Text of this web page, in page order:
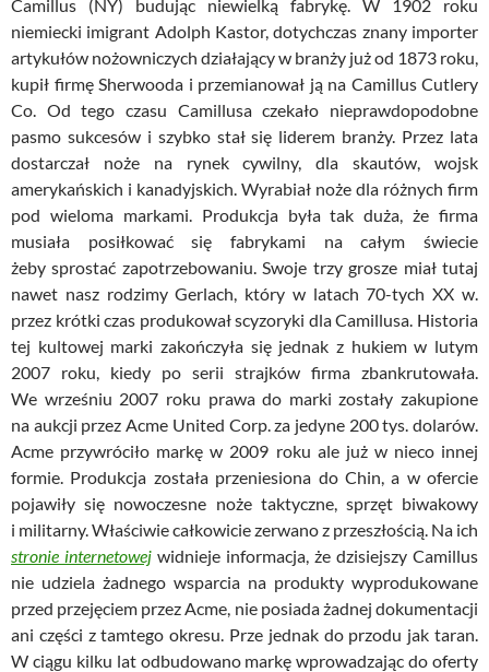
Camillus (NY) budując niewielką fabrykę. W 1902 roku
niemiecki imigrant Adolph Kastor, dotychczas znany importer
artykułów nożowniczych działający w branży już od 1873 roku,
kupił firmę Sherwooda i przemianował ją na Camillus Cutlery
Co. Od tego czasu Camillusa czekało nieprawdopodobne
pasmo sukcesów i szybko stał się liderem branży. Przez lata
dostarczał noże na rynek cywilny, dla skautów, wojsk
amerykańskich i kanadyjskich. Wyrabiał noże dla różnych firm
pod wieloma markami. Produkcja była tak duża, że firma
musiała posiłkować się fabrykami na całym świecie
żeby sprostać zapotrzebowaniu. Swoje trzy grosze miał tutaj
nawet nasz rodzimy Gerlach, który w latach 70-tych XX w.
przez krótki czas produkował scyzoryki dla Camillusa. Historia
tej kultowej marki zakończyła się jednak z hukiem w lutym
2007 roku, kiedy po serii strajków firma zbankrutowała.
We wrześniu 2007 roku prawa do marki zostały zakupione
na aukcji przez Acme United Corp. za jedyne 200 tys. dolarów.
Acme przywróciło markę w 2009 roku ale już w nieco innej
formie. Produkcja została przeniesiona do Chin, a w ofercie
pojawiły się nowoczesne noże taktyczne, sprzęt biwakowy
i militarny. Właściwie całkowicie zerwano z przeszłością. Na ich
stronie internetowej widnieje informacja, że dzisiejszy Camillus
nie udziela żadnego wsparcia na produkty wyprodukowane
przed przejęciem przez Acme, nie posiada żadnej dokumentacji
ani części z tamtego okresu. Prze jednak do przodu jak taran.
W ciągu kilku lat odbudowano markę wprowadzając do oferty